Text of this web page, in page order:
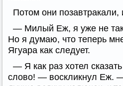
Потом они позавтракали,
— Милый Еж, я уже не
Но я думаю, что теперь
Ягуара как следует.
— Я как раз хотел
слово! — воскликнул Еж.